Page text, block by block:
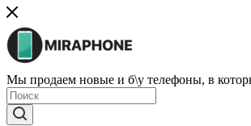
Мы продаем новые и б\у телефоны, в